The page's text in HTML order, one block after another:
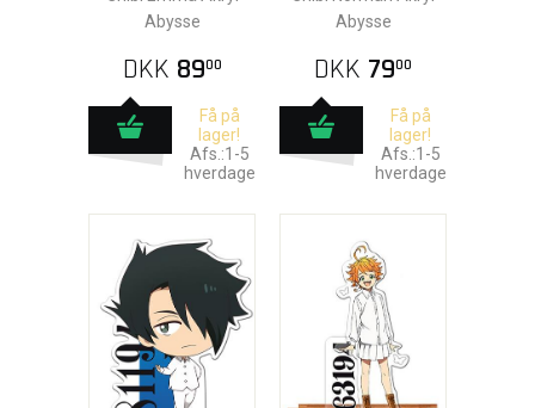
Abysse
DKK 8900
Få på
lager!
Afs.:1-5
hverdage
Abysse
DKK 7900
Få på
lager!
Afs.:1-5
hverdage